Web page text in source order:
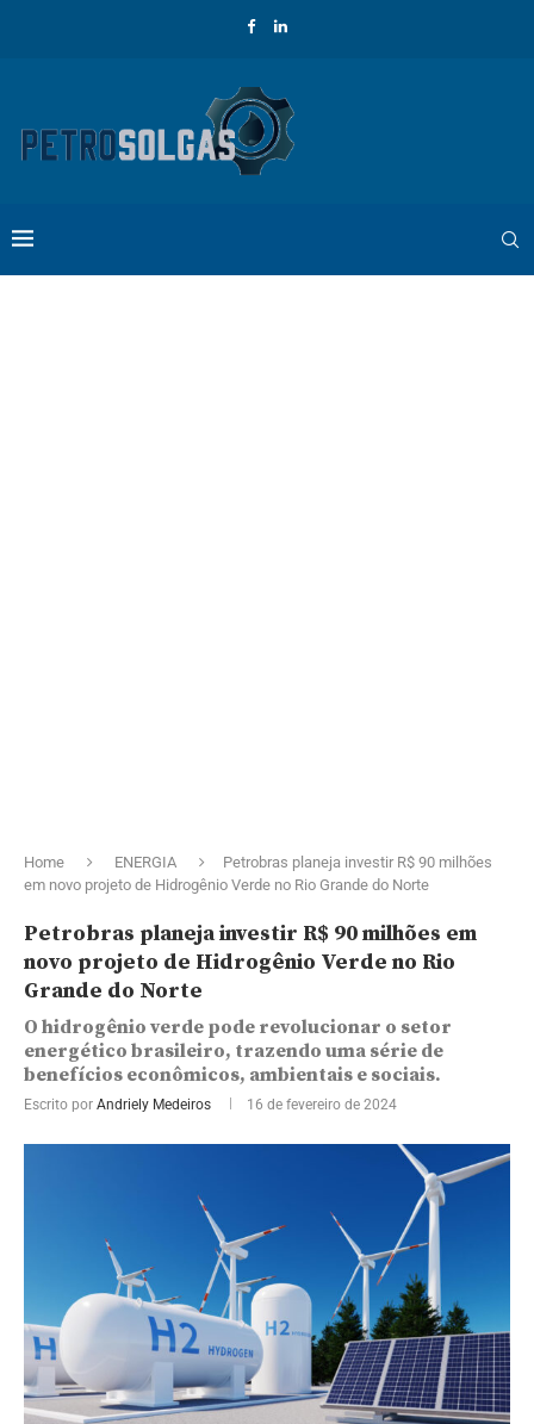
Home ENERGIA
Petrobras planeja investir R$ 90 milhões
em novo projeto de Hidrogênio Verde no Rio Grande do Norte
Petrobras planeja investir R$ 90 milhões em
novo projeto de Hidrogênio Verde no Rio
Grande do Norte
O hidrogênio verde pode revolucionar o setor
energético brasileiro, trazendo uma série de
benefícios econômicos, ambientais e sociais.
Escrito por Andriely Medeiros 16 de fevereiro de 2024